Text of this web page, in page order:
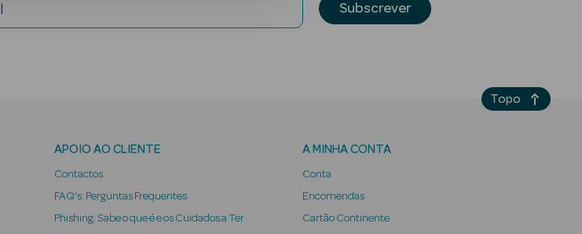
Subscrever
APOIO AO CLIENTE
Contactos
FAQ's: Perguntas Frequentes
Phishing: Sabe o que é e os Cuidados a Ter
A MINHA CONTA
Conta
Encomendas
Cartão Continente
Topo